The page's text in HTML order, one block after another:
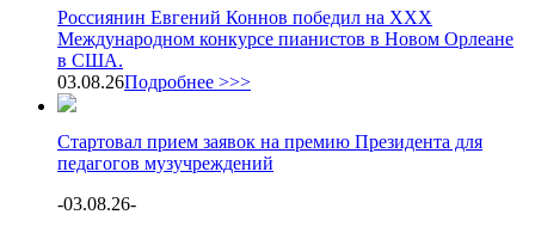
Россиянин Евгений Коннов победил на XXX
Международном конкурсе пианистов в Новом Орлеане
в США.
03.08.26Подробнее >>>
Стартовал прием заявок на премию Президента для
педагогов музучреждений
-03.08.26-